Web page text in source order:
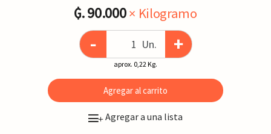
₲. 90.000× Kilogramo
- Un. +
aprox. 0,22 Kg.
Agregar al carrito
+Agregar a una lista